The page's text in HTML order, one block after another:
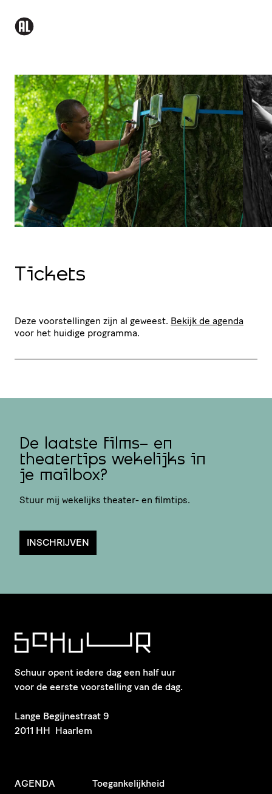
Tickets
Deze voorstellingen zijn al geweest. Bekijk de agenda
voor het huidige programma.
De laatste films- en
theatertips wekelijks in
je mailbox?
Stuur mij wekelijks theater- en filmtips.
INSCHRIJVEN
Schuur opent iedere dag een half uur
voor de eerste voorstelling van de dag.
​Lange Begijnestraat 9
2011 HH Haarlem
AGENDA
Toegankelijkheid